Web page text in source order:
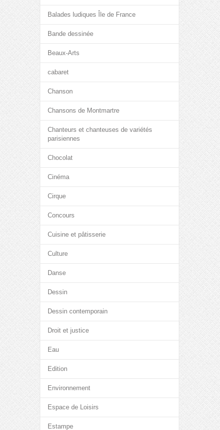
Balades ludiques Île de France
Bande dessinée
Beaux-Arts
cabaret
Chanson
Chansons de Montmartre
Chanteurs et chanteuses de variétés
parisiennes
Chocolat
Cinéma
Cirque
Concours
Cuisine et pâtisserie
Culture
Danse
Dessin
Dessin contemporain
Droit et justice
Eau
Edition
Environnement
Espace de Loisirs
Estampe